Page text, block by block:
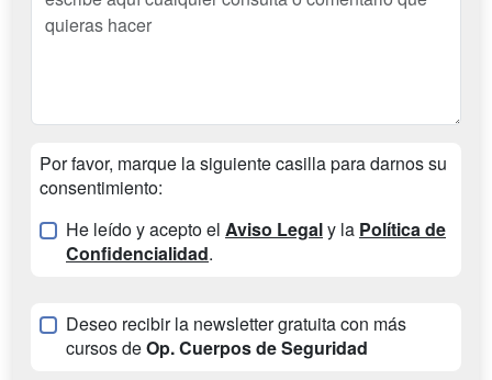
Por favor, marque la siguiente casilla para darnos su
consentimiento:
He leído y acepto el Aviso Legaly la Política de
Confidencialidad.
Deseo recibir la newsletter gratuita con más
cursos deOp. Cuerpos de Seguridad